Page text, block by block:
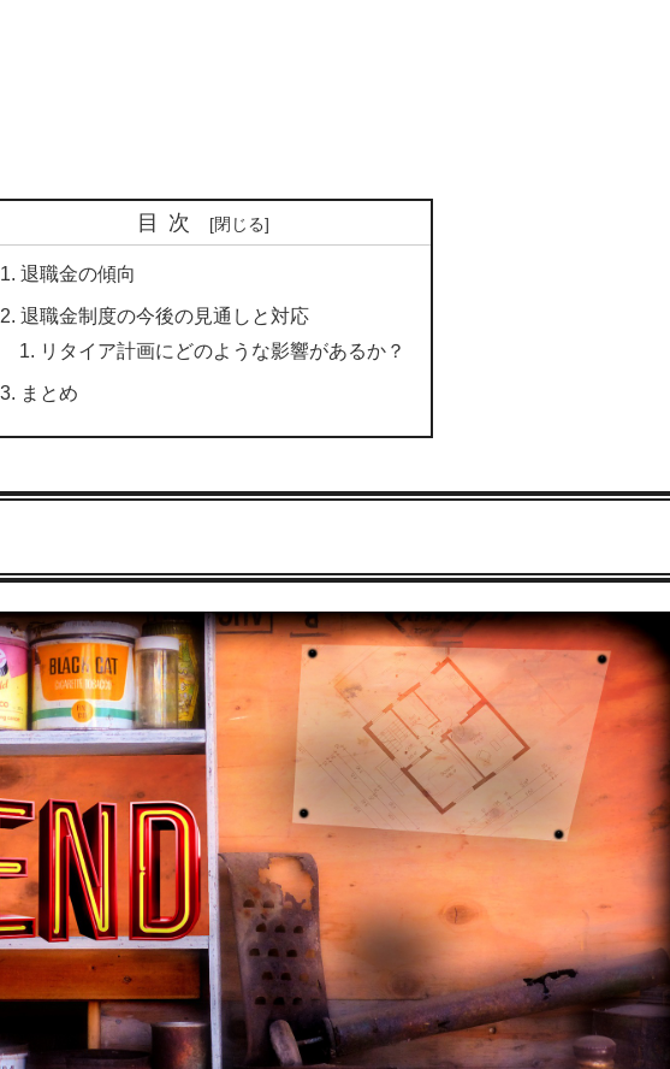
目次
退職金の傾向
退職金制度の今後の見通しと対応
リタイア計画にどのような影響があるか？
まとめ